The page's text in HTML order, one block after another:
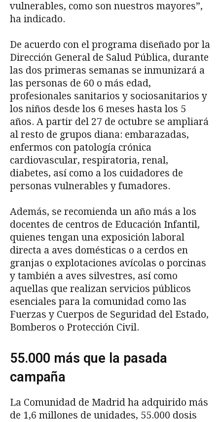
vulnerables, como son nuestros mayores”,
ha indicado.
De acuerdo con el programa diseñado por la
Dirección General de Salud Pública, durante
las dos primeras semanas se inmunizará a
las personas de 60 o más edad,
profesionales sanitarios y sociosanitarios y
los niños desde los 6 meses hasta los 5
años. A partir del 27 de octubre se ampliará
al resto de grupos diana: embarazadas,
enfermos con patología crónica
cardiovascular, respiratoria, renal,
diabetes, así como a los cuidadores de
personas vulnerables y fumadores.
Además, se recomienda un año más a los
docentes de centros de Educación Infantil,
quienes tengan una exposición laboral
directa a aves domésticas o a cerdos en
granjas o explotaciones avícolas o porcinas
y también a aves silvestres, así como
aquellas que realizan servicios públicos
esenciales para la comunidad como las
Fuerzas y Cuerpos de Seguridad del Estado,
Bomberos o Protección Civil.
55.000 más que la pasada
campaña
La Comunidad de Madrid ha adquirido más
de 1,6 millones de unidades, 55.000 dosis